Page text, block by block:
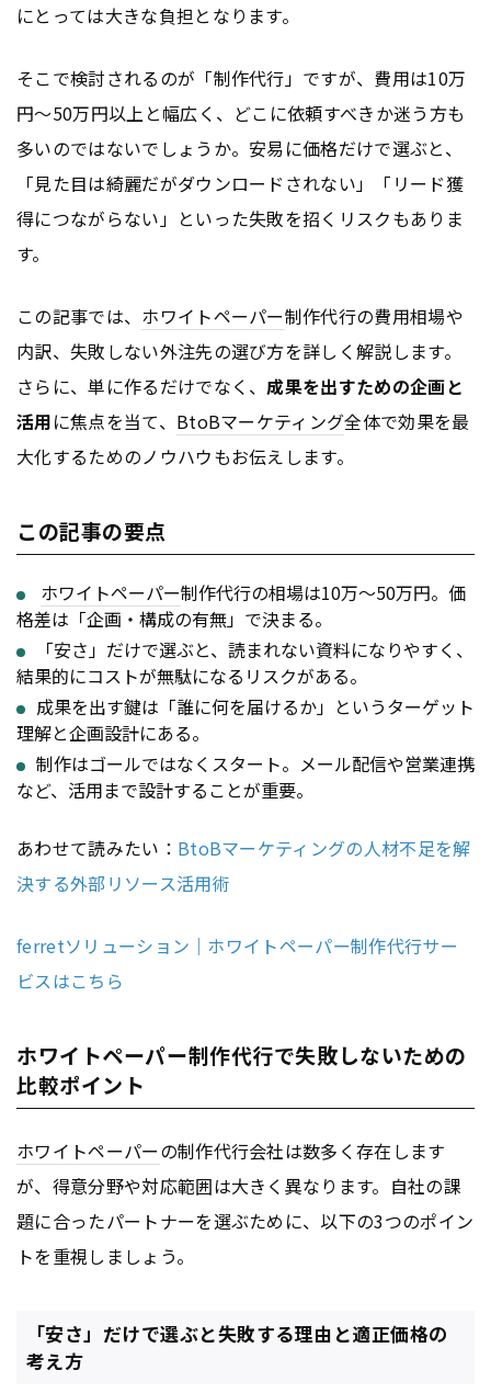
にとっては大きな負担となります。
そこで検討されるのが「制作代行」ですが、費用は10万
円〜50万円以上と幅広く、どこに依頼すべきか迷う方も
多いのではないでしょうか。安易に価格だけで選ぶと、
「見た目は綺麗だがダウンロードされない」「リード獲
得につながらない」といった失敗を招くリスクもありま
す。
この記事では、 ホワイトペーパー制作代行の費用相場や
内訳、失敗しない外注先の選び方を詳しく解説します。
さらに、単に作るだけでなく、成果を出すための企画と
活用に焦点を当て、 BtoBマーケティング全体で効果を最
大化するためのノウハウもお伝えします。
この記事の要点
ホワイトペーパー制作代行の相場は10万〜50万円。価
格差は「企画・構成の有無」で決まる。
「安さ」だけで選ぶと、読まれない資料になりやすく、
結果的にコストが無駄になるリスクがある。
成果を出す鍵は「誰に何を届けるか」というターゲット
理解と企画設計にある。
制作はゴールではなくスタート。メール配信や営業連携
など、活用まで設計することが重要。
あわせて読みたい： BtoBマーケティングの人材不足を解
決する外部リソース活用術
ferretソリューション｜ホワイトペーパー制作代行サー
ビスはこちら
ホワイトペーパー制作代行で失敗しないための
比較ポイント
ホワイトペーパーの制作代行会社は数多く存在します
が、得意分野や対応範囲は大きく異なります。自社の課
題に合ったパートナーを選ぶために、以下の3つのポイン
トを重視しましょう。
「安さ」だけで選ぶと失敗する理由と適正価格の
考え方